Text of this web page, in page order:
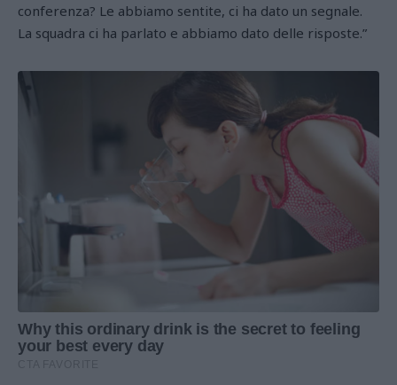
conferenza? Le abbiamo sentite, ci ha dato un segnale.
La squadra ci ha parlato e abbiamo dato delle risposte.”